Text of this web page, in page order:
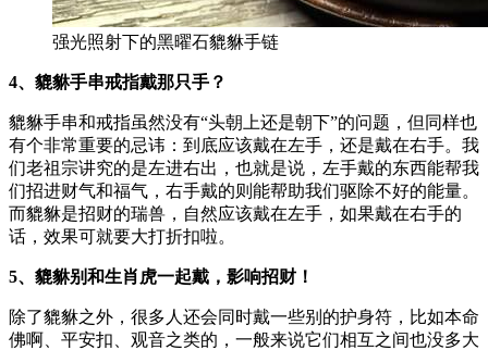
强光照射下的黑曜石貔貅手链
4、貔貅手串戒指戴那只手？
貔貅手串和戒指虽然没有“头朝上还是朝下”的问题，但同样也
有个非常重要的忌讳：到底应该戴在左手，还是戴在右手。我
们老祖宗讲究的是左进右出，也就是说，左手戴的东西能帮我
们招进财气和福气，右手戴的则能帮助我们驱除不好的能量。
而貔貅是招财的瑞兽，自然应该戴在左手，如果戴在右手的
话，效果可就要大打折扣啦。
5、貔貅别和生肖虎一起戴，影响招财！
除了貔貅之外，很多人还会同时戴一些别的护身符，比如本命
佛啊、平安扣、观音之类的，一般来说它们相互之间也没多大